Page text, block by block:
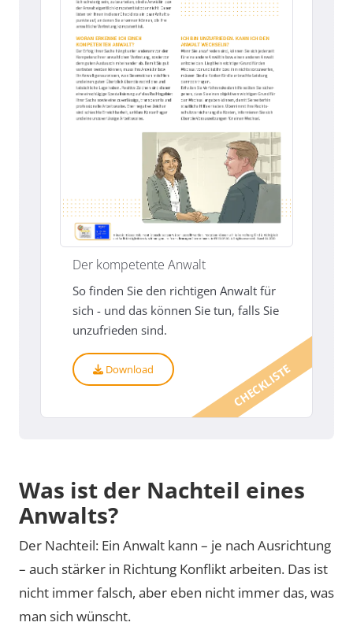
CHECKLISTE
Der kompetente Anwalt
So finden Sie den richtigen Anwalt für
sich - und das können Sie tun, falls Sie
unzufrieden sind.
Download
Was ist der Nachteil eines
Anwalts?
Der Nachteil: Ein Anwalt kann – je nach Ausrichtung
– auch stärker in Richtung Konflikt arbeiten. Das ist
nicht immer falsch, aber eben nicht immer das, was
man sich wünscht.